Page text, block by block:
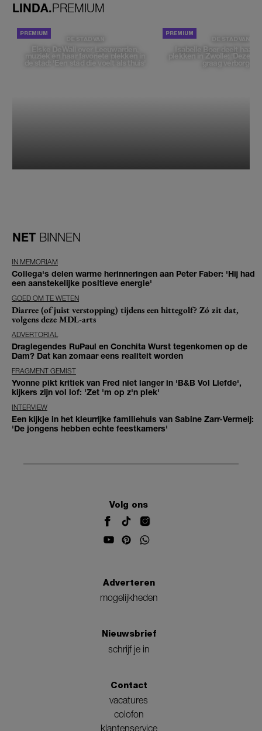
LINDA.PREMIUM
DE STAD VAN
Elske DeWall over Leeuwarden,
muziek en haar favoriete plekken in
de stad: 'Een stad die voelt als thuis'
DE STAD VAN
Isabelle Boer deelt haar
plekken in Zwolle: 'Deze
graag verborgen'
NET BINNEN
IN MEMORIAM
Collega's delen warme herinneringen aan Peter Faber: 'Hij had
een aanstekelijke positieve energie'
GOED OM TE WETEN
Diarree (of juist verstopping) tijdens een hittegolf? Zó zit dat,
volgens deze MDL-arts
ADVERTORIAL
Draglegendes RuPaul en Conchita Wurst tegenkomen op de
Dam? Dat kan zomaar eens realiteit worden
FRAGMENT GEMIST
Yvonne pikt kritiek van Fred niet langer in 'B&B Vol Liefde',
kijkers zijn vol lof: 'Zet 'm op z'n plek'
INTERVIEW
Een kijkje in het kleurrijke familiehuis van Sabine Zarr-Vermeij:
'De jongens hebben echte feestkamers'
Volg ons
Adverteren
mogelijkheden
Nieuwsbrief
schrijf je in
Contact
vacatures
colofon
klantenservice